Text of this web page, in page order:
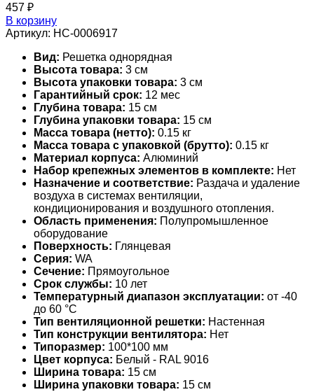
457 ₽
В корзину
Артикул: НС-0006917
Вид: Решетка однорядная
Высота товара: 3 см
Высота упаковки товара: 3 см
Гарантийный срок: 12 мес
Глубина товара: 15 см
Глубина упаковки товара: 15 см
Масса товара (нетто): 0.15 кг
Масса товара с упаковкой (брутто): 0.15 кг
Материал корпуса: Алюминий
Набор крепежных элементов в комплекте: Нет
Назначение и соответствие: Раздача и удаление
воздуха в системах вентиляции,
кондиционирования и воздушного отопления.
Область применения: Полупромышленное
оборудование
Поверхность: Глянцевая
Серия: WA
Сечение: Прямоугольное
Срок службы: 10 лет
Температурный диапазон эксплуатации: от -40
до 60 °С
Тип вентиляционной решетки: Настенная
Тип конструкции вентилятора: Нет
Типоразмер: 100*100 мм
Цвет корпуса: Белый - RAL 9016
Ширина товара: 15 см
Ширина упаковки товара: 15 см